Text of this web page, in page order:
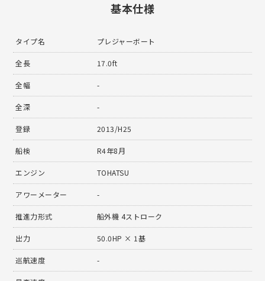
基本仕様
タイプ名 プレジャーボート
全長 17.0ft
全幅 -
全深 -
登録 2013/H25
船検 R4年8月
エンジン TOHATSU
アワーメーター -
推進力形式 船外機 4ストローク
出力 50.0HP × 1基
巡航速度 -